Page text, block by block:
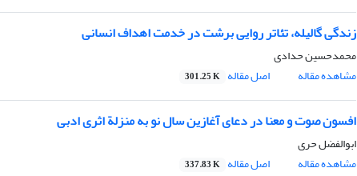
زندگی گالیله، تئاتر روایی برشت در خدمت اهداف انسانی
محمدحسین حدادی
مشاهده مقاله
اصل مقاله 301.25 K
افسون صوت و معنا در دعای آغازین سال نو به منزلة اثری ادبی
ابوالفضل حری
مشاهده مقاله
اصل مقاله 337.83 K